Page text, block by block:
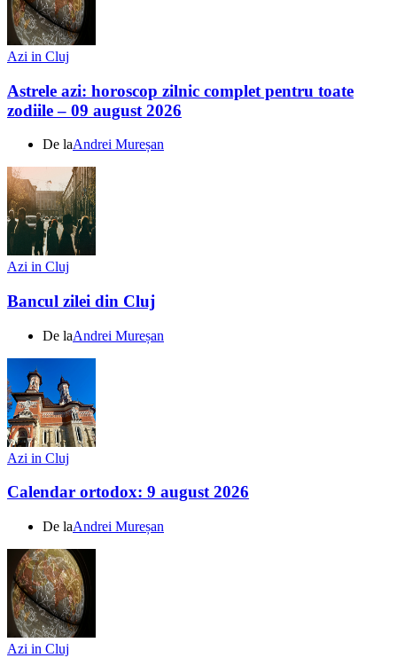
Azi in Cluj
Astrele azi: horoscop zilnic complet pentru toate
zodiile – 09 august 2026
De laAndrei Mureșan
Azi in Cluj
Bancul zilei din Cluj
De laAndrei Mureșan
Azi in Cluj
Calendar ortodox: 9 august 2026
De laAndrei Mureșan
Azi in Cluj